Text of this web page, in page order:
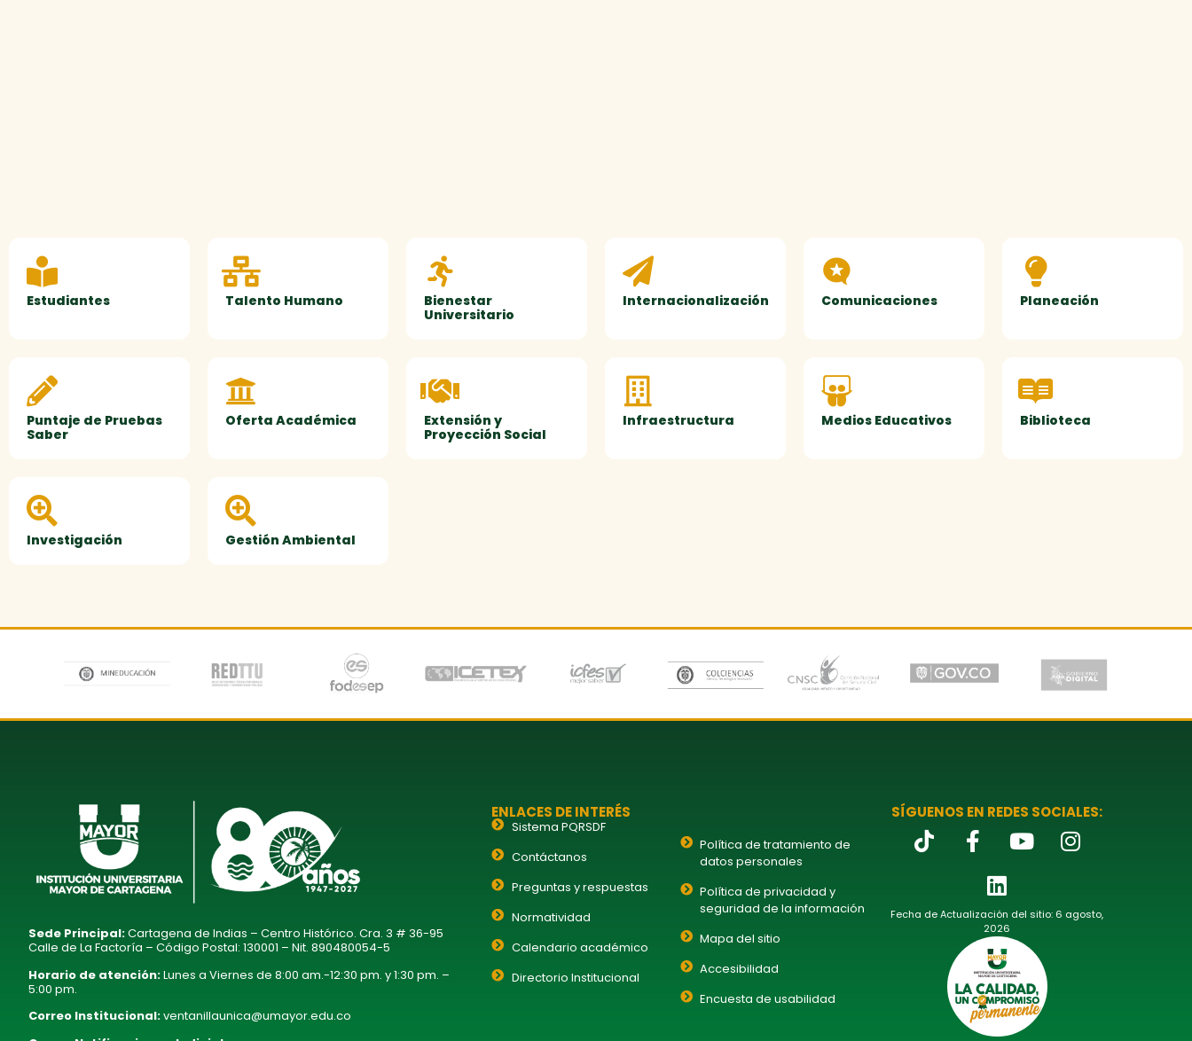
Estudiantes Talento Humano
Bienestar
Universitario
Internacionalización Comunicaciones Planeación
Puntaje de Pruebas
Saber
Oferta Académica
Extensión y
Proyección Social
Infraestructura Medios Educativos Biblioteca
Investigación Gestión Ambiental
Sede Principal:Cartagena de Indias – Centro Histórico. Cra. 3 # 36-95
Calle de La Factoría – Código Postal: 130001 – Nit. 890480054-5
Horario de atención:Lunes a Viernes de 8:00 am.-12:30 pm. y 1:30 pm. –
5:00 pm.
Correo Institucional:ventanillaunica@umayor.edu.co
ENLACES DE INTERÉS
Sistema PQRSDF
Contáctanos
Preguntas y respuestas
Normatividad
Calendario académico
Directorio Institucional
Política de tratamiento de
datos personales
Política de privacidad y
seguridad de la información
Mapa del sitio
Accesibilidad
Encuesta de usabilidad
SÍGUENOS EN REDES SOCIALES:
Fecha de Actualización del sitio: 6 agosto,
2026